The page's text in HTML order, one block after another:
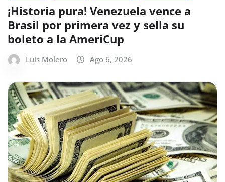
¡Historia pura! Venezuela vence a
Brasil por primera vez y sella su
boleto a la AmeriCup
Luis Molero Ago 6, 2026